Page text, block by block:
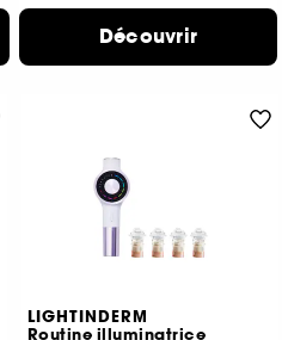
Découvrir
LIGHTINDERM
Routine illuminatrice